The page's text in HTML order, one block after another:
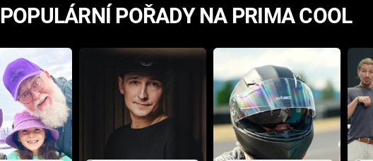
POPULÁRNÍ POŘADY NA PRIMA COOL